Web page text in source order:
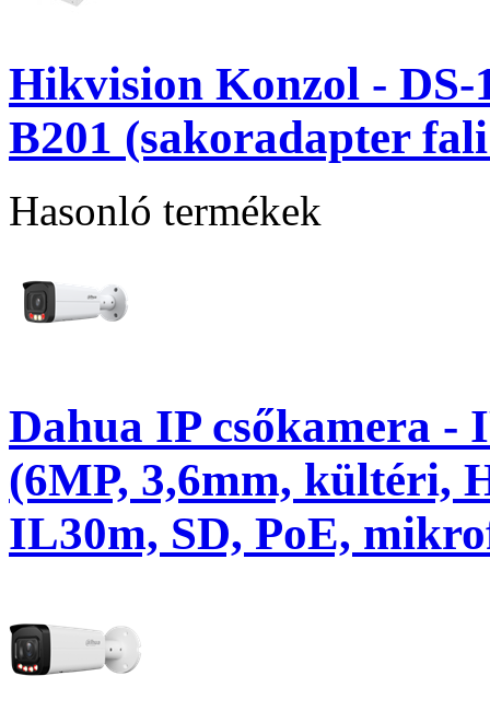
Hikvision Konzol -
B201 (sakoradapter
Hasonló termékek
Dahua IP csőkamera
(6MP, 3,6mm, kültéri,
IL30m, SD, PoE,